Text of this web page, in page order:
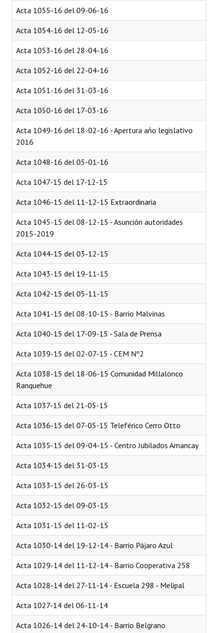
Acta 1055-16 del 09-06-16
Acta 1054-16 del 12-05-16
Acta 1053-16 del 28-04-16
Acta 1052-16 del 22-04-16
Acta 1051-16 del 31-03-16
Acta 1050-16 del 17-03-16
Acta 1049-16 del 18-02-16 - Apertura año legislativo
2016
Acta 1048-16 del 05-01-16
Acta 1047-15 del 17-12-15
Acta 1046-15 del 11-12-15 Extraordinaria
Acta 1045-15 del 08-12-15 - Asunción autoridades
2015-2019
Acta 1044-15 del 03-12-15
Acta 1043-15 del 19-11-15
Acta 1042-15 del 05-11-15
Acta 1041-15 del 08-10-15 - Barrio Malvinas
Acta 1040-15 del 17-09-15 - Sala de Prensa
Acta 1039-15 del 02-07-15 - CEM Nº2
Acta 1038-15 del 18-06-15 Comunidad Millalonco
Ranquehue
Acta 1037-15 del 21-05-15
Acta 1036-15 del 07-05-15 Teleférico Cerro Otto
Acta 1035-15 del 09-04-15 - Centro Jubilados Amancay
Acta 1034-15 del 31-03-15
Acta 1033-15 del 26-03-15
Acta 1032-15 del 09-03-15
Acta 1031-15 del 11-02-15
Acta 1030-14 del 19-12-14 - Barrio Pájaro Azul
Acta 1029-14 del 11-12-14 - Barrio Cooperativa 258
Acta 1028-14 del 27-11-14 - Escuela 298 - Melipal
Acta 1027-14 del 06-11-14
Acta 1026-14 del 24-10-14 - Barrio Belgrano